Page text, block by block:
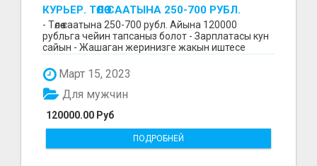
КУРЬЕР. ТӨЛӨӨ СААТЫНА 250-700 РУБЛ.
ЖУМУШ ГРАФИГИ СВОБОДНЫЙ. БЕЗ
ОПЫТА АЛАБЫЗ. ҮЙДҮН ЖАНЫНДА.
- Төлөө саатына 250-700 рубл. Айына 120000
рубльга чейин тапсаныз болот - Зарплатасы кун
сайын - Жашаган жеринизге жакын иштесе
Март 15, 2023
120000.00 Руб
Для мужчин
ПОДРОБНЕЙ